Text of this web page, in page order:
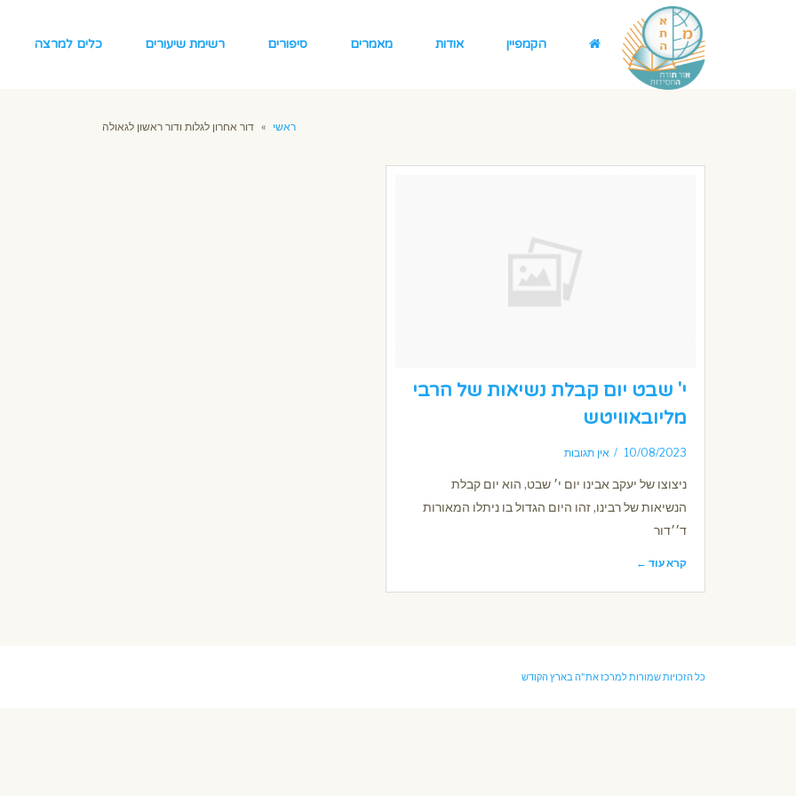
הקמפיין אודות מאמרים סיפורים רשימת שיעורים כלים למרצה
ראשי » דור אחרון לגלות ודור ראשון לגאולה
י' שבט יום קבלת נשיאות של הרבי
מליובאוויטש
10/08/2023 אין תגובות
ניצוצו של יעקב אבינו יום י׳ שבט, הוא יום קבלת
הנשיאות של רבינו, זהו היום הגדול בו ניתלו המאורות
ד׳׳דור
קרא עוד ←
כל הזכויות שמורות למרכז את"ה בארץ הקודש